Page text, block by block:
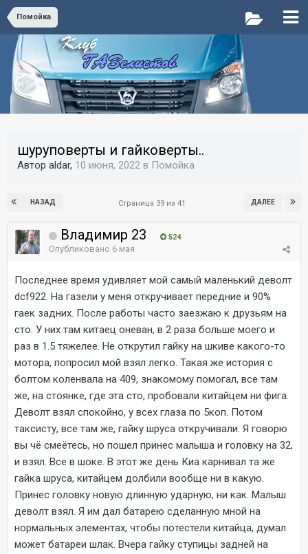
Помойка
шуруповерты и гайковерты..
Автор aldar, 10 июня, 2022 в Помойка
НАЗАД ДАЛЕЕ
Страница 39 из 41
Владимир 23 524
Опубликовано 6 мая
Последнее время удивляет мой самый маленький деволт
dcf922. На газели у меня откручивает передние и 90%
гаек задних. После работы часто заезжаю к друзьям на
сто. У них там китаец оневан, в 2 раза больше моего и
раз в 1.5 тяжелее. Не открутил гайку на шкиве какого-то
мотора, попросил мой взял легко. Такая же история с
болтом коленвала на 409, знакомому помогал, все там
же, на стоянке, где эта сто, пробовали китайцем ни фига.
Деволт взял спокойно, у всех глаза по 5коп. Потом
таксисту, все там же, гайку шруса откручивали. Я говорю
вы чё смеётесь, но пошел принес малыша и головку на 32,
и взял. Все в шоке. В этот же день Киа карнивал та же
гайка шруса, китайцем долбили вообще ни в какую.
Принес головку новую длинную ударную, ни как. Малыш
деволт взял. Я им дал батарею сделанную мной на
нормальных элементах, чтобы потестели китайца, думал
может батареи шлак. Вчера гайку ступицы задней на